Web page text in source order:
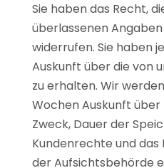
Sie haben das Recht,
überlassenen
widerrufen. Sie haben
Auskunft über die von
zu erhalten. Wir
Wochen Auskunft
Zweck, Dauer der
Kundenrechte und
der Aufsichtsbehörde